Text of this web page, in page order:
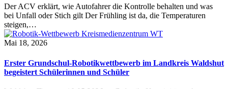
Der ACV erklärt, wie Autofahrer die Kontrolle behalten und was
bei Unfall oder Stich gilt Der Frühling ist da, die Temperaturen
steigen,…
Mai 18, 2026
Erster Grundschul-Robotikwettbewerb im Landkreis Waldshut
begeistert Schülerinnen und Schüler